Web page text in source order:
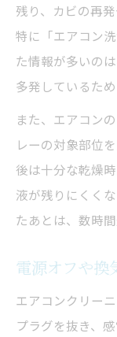
残り、カビの再
特に「エアコン
た情報が多いの
多発しているため
また、エアコン
レーの対象部位
後は十分な乾燥
液が残りにくく
たあとは、数時
電源オフや換
エアコンクリー
プラグを抜き、